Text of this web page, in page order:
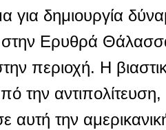
για δημιουργία
Ερυθρά
περιοχή. Η
την αντιπολίτευση,
αυτή την